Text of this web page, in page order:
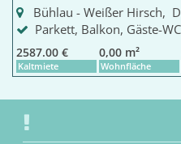
Bühlau - Weißer Hirsch,
Parkett, Balkon, Gäste-
2587.00 €
Kaltmiete
0,00 m²
Wohnfläche